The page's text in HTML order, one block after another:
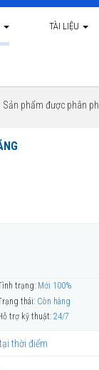
TÀI LIỆU
Sản phẩm được phân
trạng: Mới 100%
thái: Còn hàng
trợ kỹ thuật: 24/7
thời điểm